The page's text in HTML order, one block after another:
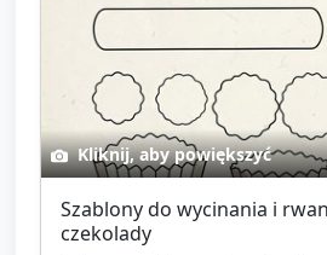
Kliknij, aby powiększyć
Szablony do wycinania i
czekolady